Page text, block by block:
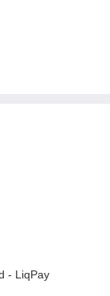
- LiqPay